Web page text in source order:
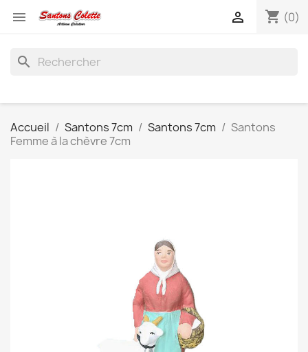
 shopping_cart (0)

search
Accueil Santons 7cm Santons 7cm
Santons
Femme à la chèvre 7cm